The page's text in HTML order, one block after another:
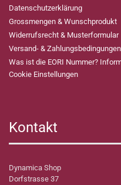
Datenschutzerklärung
Grossmengen & Wunschprodukt
Widerrufsrecht & Musterformular
Versand- & Zahlungsbedingungen
Was ist die EORI Nummer?
Cookie Einstellungen
Kontakt
Dynamica Shop
Dorfstrasse 37